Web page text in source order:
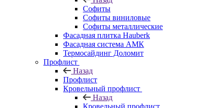
Софиты
Софиты виниловые
Софиты металлические
Фасадная плитка Hauberk
Фасадная система АМК
Термосайдинг Доломит
Профлист
Назад
Профлист
Кровельный профлист
Назад
Кровельный профлист